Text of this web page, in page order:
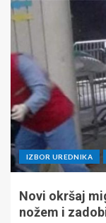
IZBOR UREDNIKA
Novi okršaj
nožem i